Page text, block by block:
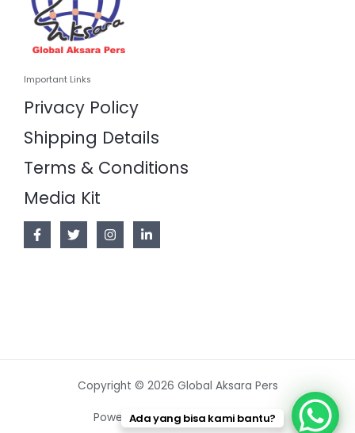
Important Links
Privacy Policy
Shipping Details
Terms & Conditions
Media Kit
Copyright © 2026 Global Aksara Pers
Powered by Global Aksara Pers
Ada yang bisa kami bantu?